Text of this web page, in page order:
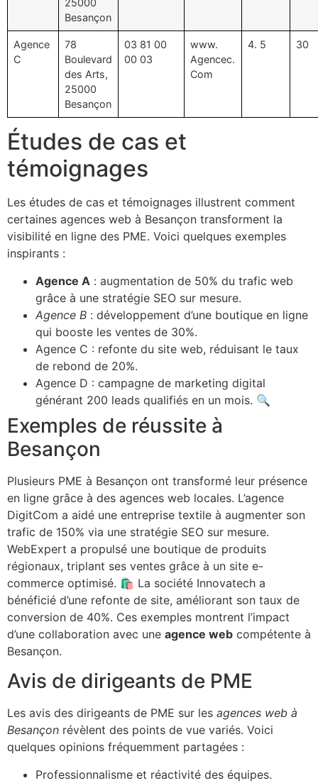
25000
Besançon
Agence
C
78
Boulevard
des Arts,
25000
Besançon
03 81 00
00 03
www.
Agencec.
Com
4. 5 30
Études de cas et
témoignages
Les études de cas et témoignages illustrent comment
certaines agences web à Besançon transforment la
visibilité en ligne des PME. Voici quelques exemples
inspirants :
Agence A : augmentation de 50% du trafic web
grâce à une stratégie SEO sur mesure.
Agence B : développement d’une boutique en ligne
qui booste les ventes de 30%.
Agence C : refonte du site web, réduisant le taux
de rebond de 20%.
Agence D : campagne de marketing digital
générant 200 leads qualifiés en un mois. 🔍
Exemples de réussite à
Besançon
Plusieurs PME à Besançon ont transformé leur présence
en ligne grâce à des agences web locales. L’agence
DigitCom a aidé une entreprise textile à augmenter son
trafic de 150% via une stratégie SEO sur mesure.
WebExpert a propulsé une boutique de produits
régionaux, triplant ses ventes grâce à un site e-
commerce optimisé. 🛍️ La société Innovatech a
bénéficié d’une refonte de site, améliorant son taux de
conversion de 40%. Ces exemples montrent l’impact
d’une collaboration avec une agence web compétente à
Besançon.
Avis de dirigeants de PME
Les avis des dirigeants de PME sur les agences web à
Besançon révèlent des points de vue variés. Voici
quelques opinions fréquemment partagées :
Professionnalisme et réactivité des équipes.